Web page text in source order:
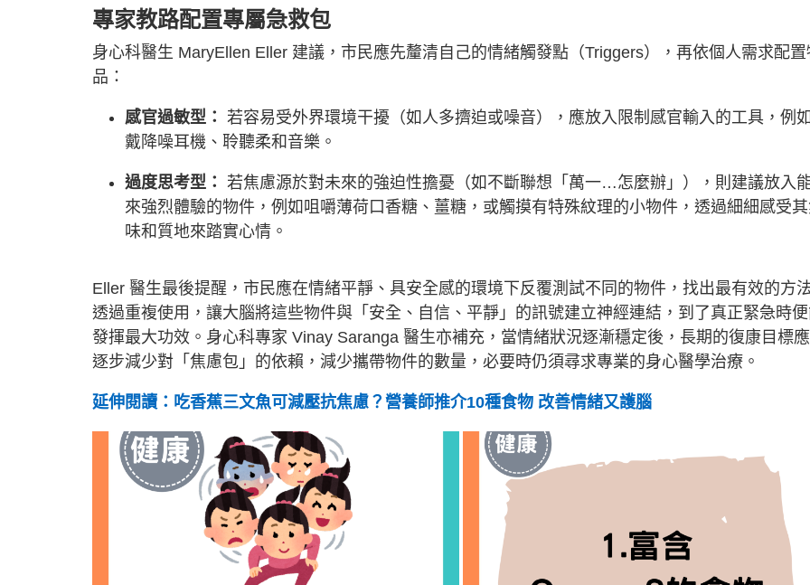
專家教路配置專屬急救包
身心科醫生 MaryEllen Eller 建議，市民應先釐清自己的情緒觸發點（Triggers），再依個人需求配置
品：
感官過敏型： 若容易受外界環境干擾（如人多擠迫或噪音），應放入限制感官輸入的工具，例
戴降噪耳機、聆聽柔和音樂。
過度思考型： 若焦慮源於對未來的強迫性擔憂（如不斷聯想「萬一…怎麼辦」），則建議放入
來強烈體驗的物件，例如咀嚼薄荷口香糖、薑糖，或觸摸有特殊紋理的小物件，透過細細感受
味和質地來踏實心情。
Eller 醫生最後提醒，市民應在情緒平靜、具安全感的環境下反覆測試不同的物件，找出最有效的方
透過重複使用，讓大腦將這些物件與「安全、自信、平靜」的訊號建立神經連結，到了真正緊急時
發揮最大功效。身心科專家 Vinay Saranga 醫生亦補充，當情緒狀況逐漸穩定後，長期的復康目標
逐步減少對「焦慮包」的依賴，減少攜帶物件的數量，必要時仍須尋求專業的身心醫學治療。
延伸閱讀：吃香蕉三文魚可減壓抗焦慮？營養師推介10種食物 改善情緒又護腦